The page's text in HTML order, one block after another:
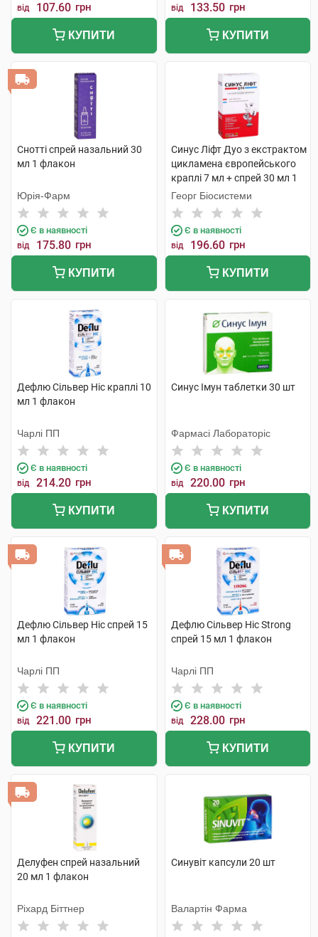
від 107.60 грн
КУПИТИ
від 133.50 грн
КУПИТИ
Снотті спрей назальний 30
мл 1 флакон
Юрія-Фарм
Є в наявності
від 175.80 грн
КУПИТИ
Синус Ліфт Дуо з екстрактом
цикламена європейського
краплі 7 мл + спрей 30 мл 1
комплект
Георг Біосистеми
Є в наявності
від 196.60 грн
КУПИТИ
Дефлю Сільвер Ніс краплі 10
мл 1 флакон
Чарлі ПП
Є в наявності
від 214.20 грн
КУПИТИ
Синус Імун таблетки 30 шт
Фармасі Лабораторіс
Є в наявності
від 220.00 грн
КУПИТИ
Дефлю Сільвер Ніс спрей 15
мл 1 флакон
Чарлі ПП
Є в наявності
від 221.00 грн
КУПИТИ
Дефлю Сільвер Ніс Strong
спрей 15 мл 1 флакон
Чарлі ПП
Є в наявності
від 228.00 грн
КУПИТИ
Делуфен спрей назальний
20 мл 1 флакон
Ріхард Біттнер
Синувіт капсули 20 шт
Валартін Фарма